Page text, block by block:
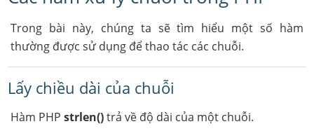
Trong bài này, chúng ta sẽ tìm hiểu một số hàm
thường được sử dụng để thao tác các chuỗi.
Lấy chiều dài của chuỗi
Hàm PHP strlen()trả về độ dài của một chuỗi.